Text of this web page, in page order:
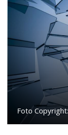
Foto